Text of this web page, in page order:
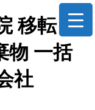
移転 引
物 一括
社